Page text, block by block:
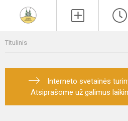
Titulinis
Interneto svetainės
Atsiprašome už galimus